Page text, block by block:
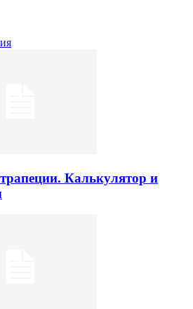
Калькулятор и